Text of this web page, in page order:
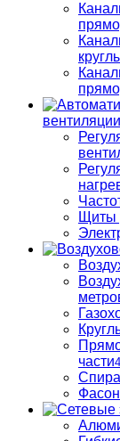
вентиляции
Щиты
части4